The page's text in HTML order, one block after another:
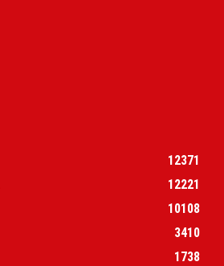
12371
12221
10108
3410
1738